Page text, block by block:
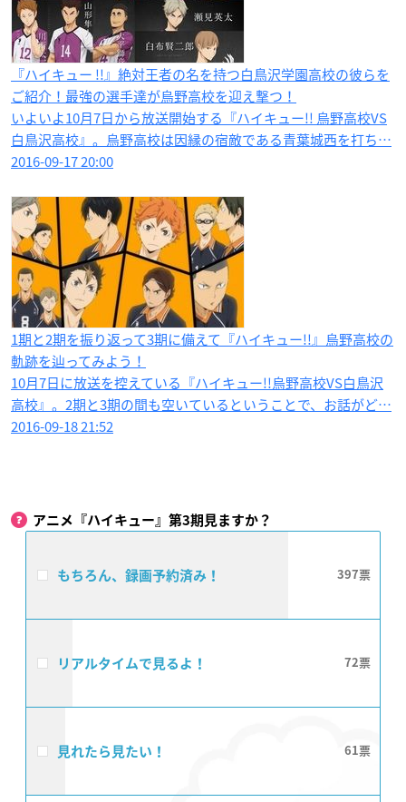
『ハイキュー !!』絶対王者の名を持つ白鳥沢学園高校の彼らを
ご紹介！最強の選手達が烏野高校を迎え撃つ！
いよいよ10月7日から放送開始する『ハイキュー!! 烏野高校VS
白鳥沢高校』。烏野高校は因縁の宿敵である青葉城西を打ち…
2016-09-17 20:00
1期と2期を振り返って3期に備えて『ハイキュー!!』烏野高校の
軌跡を辿ってみよう！
10月7日に放送を控えている『ハイキュー!!烏野高校VS白鳥沢
高校』。2期と3期の間も空いているということで、お話がど…
2016-09-18 21:52
アニメ『ハイキュー』第3期見ますか？
もちろん、録画予約済み！ 397
リアルタイムで見るよ！ 72
見れたら見たい！ 61